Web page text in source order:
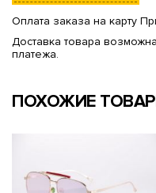
Оплата заказа на карту
Доставка товара
платежа.
ПОХОЖИЕ